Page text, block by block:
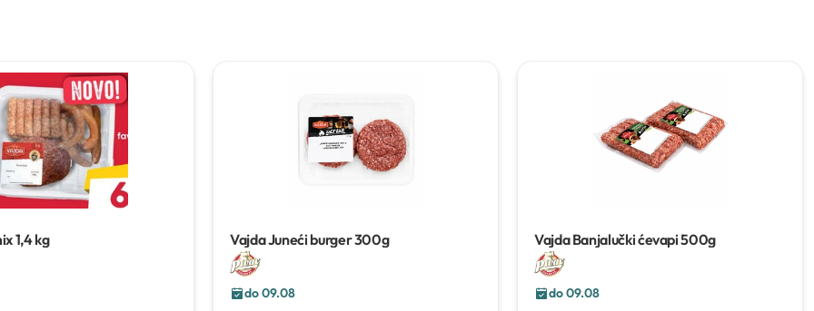
1,4 kg Vajda Juneći burger300g
do 09.08
Vajda Banjalučki ćevapi500g
do 09.08